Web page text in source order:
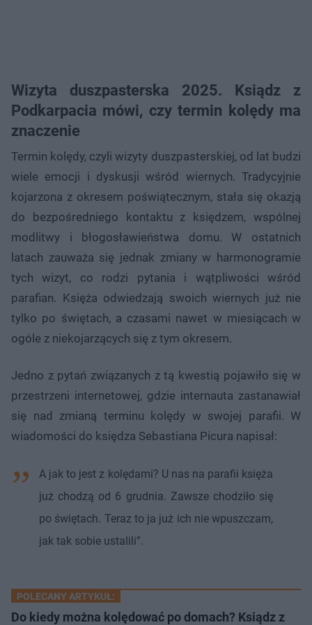
Wizyta duszpasterska 2025. Ksiądz z
Podkarpacia mówi, czy termin kolędy ma
znaczenie
Termin kolędy, czyli wizyty duszpasterskiej, od lat budzi
wiele emocji i dyskusji wśród wiernych. Tradycyjnie
kojarzona z okresem poświątecznym, stała się okazją
do bezpośredniego kontaktu z księdzem, wspólnej
modlitwy i błogosławieństwa domu. W ostatnich
latach zauważa się jednak zmiany w harmonogramie
tych wizyt, co rodzi pytania i wątpliwości wśród
parafian. Księża odwiedzają swoich wiernych już nie
tylko po świętach, a czasami nawet w miesiącach w
ogóle z niekojarzących się z tym okresem.
Jedno z pytań związanych z tą kwestią pojawiło się w
przestrzeni internetowej, gdzie internauta zastanawiał
się nad zmianą terminu kolędy w swojej parafii. W
wiadomości do księdza Sebastiana Picura napisał:
A jak to jest z kolędami? U nas na parafii księża
już chodzą od 6 grudnia. Zawsze chodziło się
po świętach. Teraz to ja już ich nie wpuszczam,
jak tak sobie ustalili”.
POLECANY ARTYKUŁ:
Do kiedy można kolędować po domach? Ksiądz z